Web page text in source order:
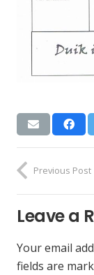
Previous Post
Leave a
Your email
fields are